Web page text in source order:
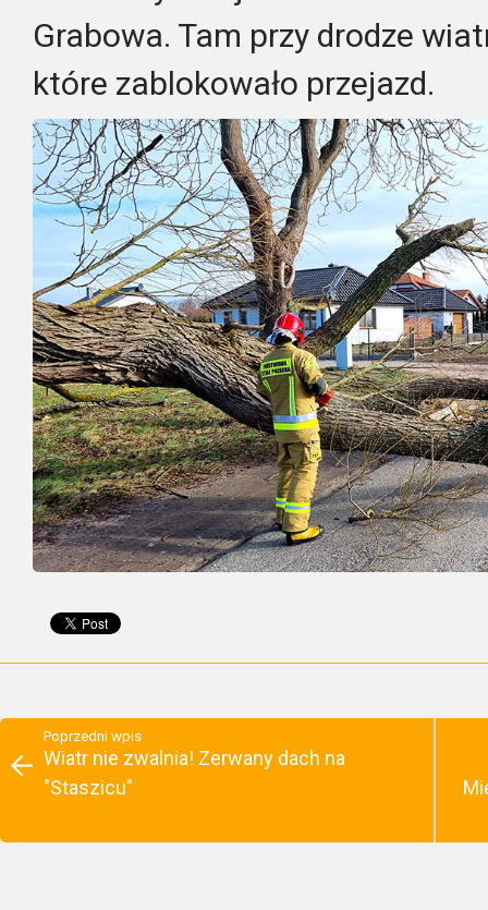
Grabowa. Tam przy drodze
które zablokowało przejazd.
Poprzedni wpis
Wiatr nie zwalnia! Zerwany dach na
"Staszicu"